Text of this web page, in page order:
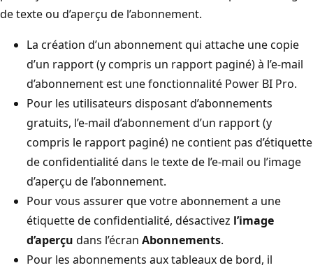
de texte ou d’aperçu de l’abonnement.
La création d’un abonnement qui attache une copie
d’un rapport (y compris un rapport paginé) à l’e-mail
d’abonnement est une fonctionnalité Power BI Pro.
Pour les utilisateurs disposant d’abonnements
gratuits, l’e-mail d’abonnement d’un rapport (y
compris le rapport paginé) ne contient pas d’étiquette
de confidentialité dans le texte de l’e-mail ou l’image
d’aperçu de l’abonnement.
Pour vous assurer que votre abonnement a une
étiquette de confidentialité, désactivez l’image
d’aperçu dans l’écran Abonnements.
Pour les abonnements aux tableaux de bord, il